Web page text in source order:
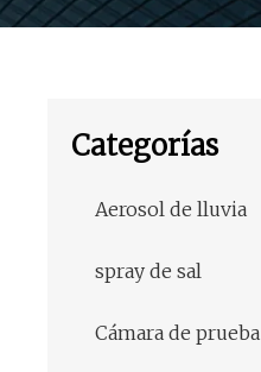
Categorías
Aerosol de lluvia
spray de sal
Cámara de prueba